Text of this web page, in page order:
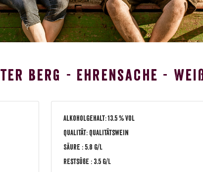
Berg - Ehrensache -
Alkoholgehalt: 13.5 % vol
Qualität: Qualitätswein
Säure : 5.8 g/L
Restsüße : 3.5 g/L